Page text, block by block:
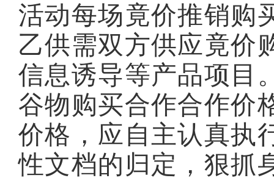
活动每场竟价推销购
乙供需双方供应竟价
信息诱导等产品项目
谷物购买合作合作价
价格，应自主认真执
性文档的归定，狠抓